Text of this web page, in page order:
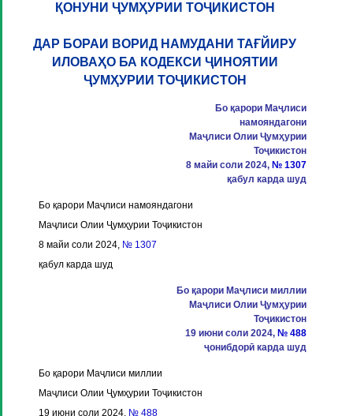
ҚОНУНИ ҶУМҲУРИИ ТОҶИКИСТОН
ДАР БОРАИ ВОРИД НАМУДАНИ ТАҒЙИРУ
ИЛОВАҲО БА КОДЕКСИ ҶИНОЯТИИ
ҶУМҲУРИИ ТОҶИКИСТОН
Бо қарори Маҷлиси
намояндагони
Маҷлиси Олии Ҷумҳурии
Тоҷикистон
8 майи соли 2024, № 1307
қабул карда шуд
Бо қарори Маҷлиси намояндагони
Маҷлиси Олии Ҷумҳурии Тоҷикистон
8 майи соли 2024, № 1307
қабул карда шуд
Бо қарори Маҷлиси миллии
Маҷлиси Олии Ҷумҳурии
Тоҷикистон
19 июни соли 2024, № 488
ҷонибдорӣ карда шуд
Бо қарори Маҷлиси миллии
Маҷлиси Олии Ҷумҳурии Тоҷикистон
19 июни соли 2024, № 488